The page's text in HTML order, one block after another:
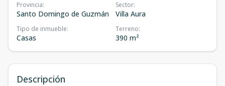
Provincia:
Santo Domingo de Guzmán
Sector:
Villa Aura
Tipo de inmueble:
Casas
Terreno:
390 m²
Descripción